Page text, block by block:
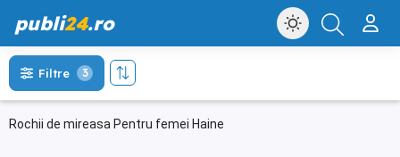
publi24.ro
Rochii de mireasa Pentru femei Haine
Filtre 3